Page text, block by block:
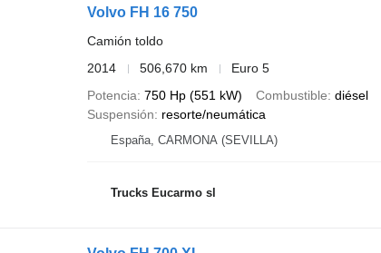
Volvo FH 16 750
Camión toldo
2014
506,670 km
Euro 5
Potencia 750 Hp (551 kW) Combustible diésel
Suspensión
resorte/neumática
España, CARMONA (SEVILLA)
Trucks Eucarmo sl